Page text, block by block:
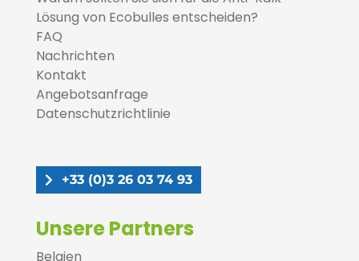
Lösung von Ecobulles entscheiden?
FAQ
Nachrichten
Kontakt
Angebotsanfrage
Datenschutzrichtlinie
+33 (0)3 26 03 74 93
Unsere Partners
Belgien